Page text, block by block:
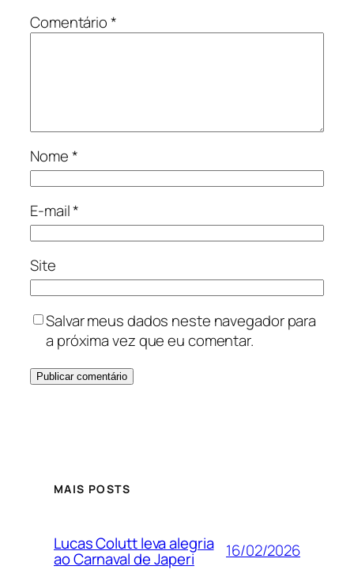
Comentário*
Nome*
E-mail*
Site
Salvar meus dados neste navegador para
a próxima vez que eu comentar.
MAIS POSTS
Lucas Colutt leva alegria
ao Carnaval de Japeri 16/02/2026